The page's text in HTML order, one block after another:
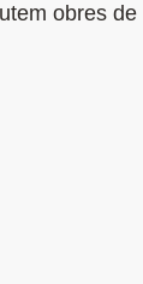
obres